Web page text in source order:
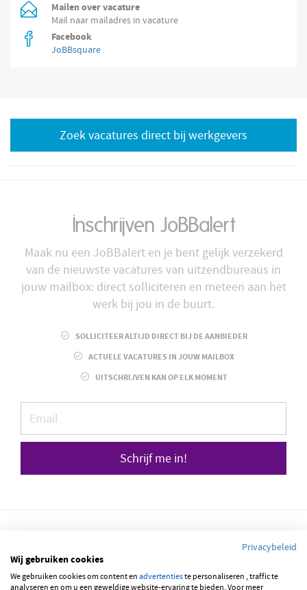
Mailen over vacature
Mail naar mailadres in vacature
Facebook
JoBBsquare
Zoek vacatures direct bij werkgevers
Inschrijven JoBBalert
Maak nu een JoBBalert en je bent gelijk verzekerd
van de nieuwste vacatures van uitzendbureaus in
jouw mailbox: direct solliciteren en meteen aan het
werk bij jou in de buurt.
SOLLICITEER ALTIJD DIRECT BIJ DE AANBIEDER
ACTUELE VACATURES IN JOUW MAILBOX
UITSCHRIJVEN KAN OP ELK MOMENT
Schrijf me in!
© 2026 JOBBSQUARE
Privacybeleid
Wij gebruiken cookies
We gebruiken cookies om content en advertentieste personaliseren , traffic te
analyseren en om u een geweldige website-ervaring te bieden. Voor meer